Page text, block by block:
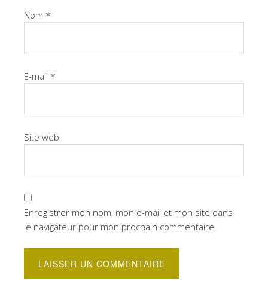
Nom *
E-mail *
Site web
Enregistrer mon nom, mon e-mail et mon site dans
le navigateur pour mon prochain commentaire.